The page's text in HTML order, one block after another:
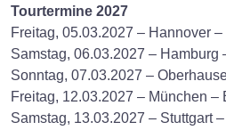
Tourtermine 2027
Freitag, 05.03.2027 – Hannover –
Samstag, 06.03.2027 – Hamburg
Sonntag, 07.03.2027 –
Freitag, 12.03.2027 – München –
Samstag, 13.03.2027 – Stuttgart